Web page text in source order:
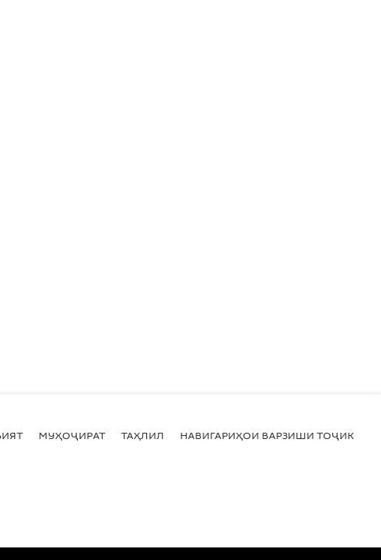
МУҲОҶИРАТ ТАҲЛИЛ НАВИГАРИҲОИ ВАРЗИШИ